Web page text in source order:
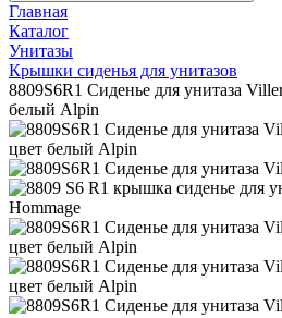
Главная
Каталог
Унитазы
Крышки сиденья для унитазов
8809S6R1 Сиденье для унитаза
белый Alpin